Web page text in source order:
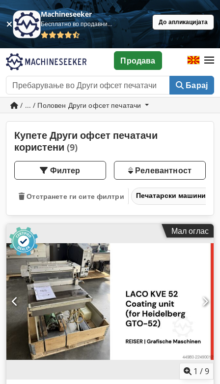
Machineseeker
Бесплатно во продавница До апликацијата
Барај
Продава
/ ... / Половен Други офсет печатачи
Купете Други офсет печатачи
користени (9)
Филтер Релевантност
Отстранете ги сите филтри Печатарски машини и
Мал оглас
1 /9